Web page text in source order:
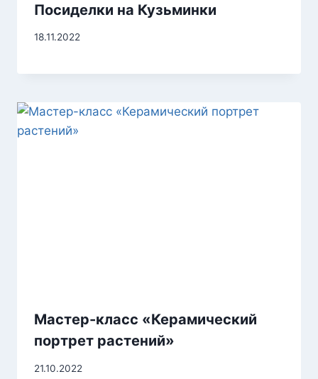
Посиделки на Кузьминки
18.11.2022
Мастер-класс «Керамический
портрет растений»
21.10.2022